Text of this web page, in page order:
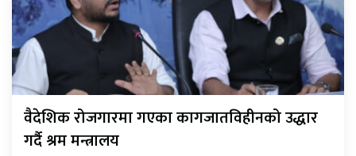
वैदेशिक रोजगारमा गएका कागजातविहीनको उद्धार
गर्दै श्रम मन्त्रालय